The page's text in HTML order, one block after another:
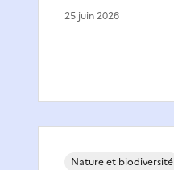
25 juin 2026
Nature et biodiversité